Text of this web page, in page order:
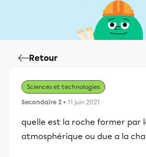
Retour
Sciences et technologies
Secondaire 2 • 11 juin 2021
quelle est la roche former par
atmosphérique ou due a la